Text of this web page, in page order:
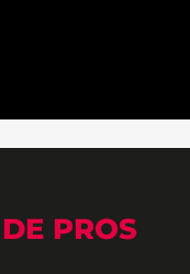
DE PROS